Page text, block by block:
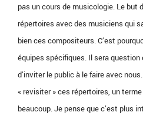
pas un cours de musicologie. Le but
répertoires avec des musiciens qui
bien ces compositeurs. C’est
équipes spécifiques. Il sera question
d’inviter le public à le faire avec
« revisiter » ces répertoires, un
beaucoup. Je pense que c’est plus